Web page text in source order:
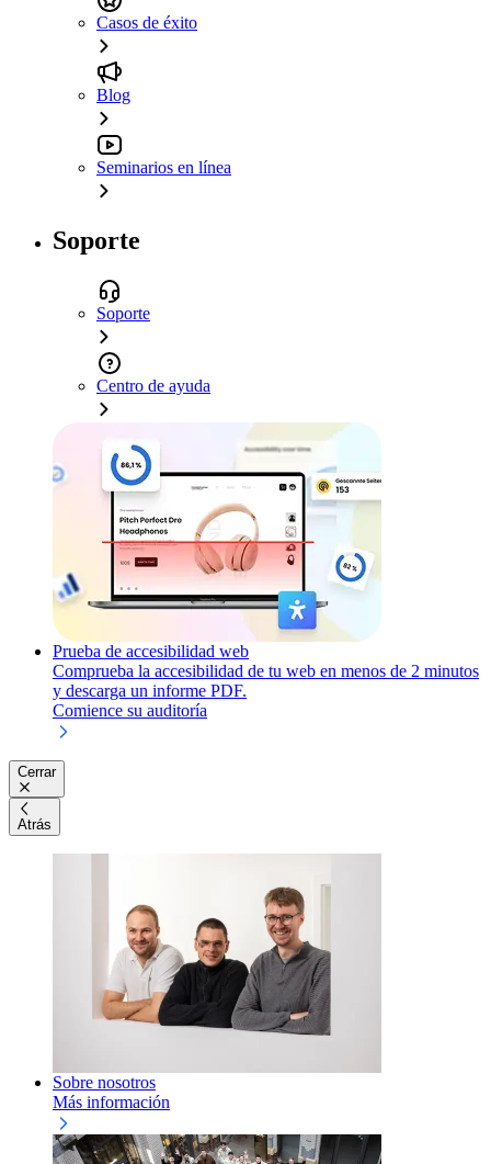
Casos de éxito
Blog
Seminarios en línea
Soporte
Soporte
Centro de ayuda
Prueba de accesibilidad web
Comprueba la accesibilidad de tu web en menos de 2 minutos
y descarga un informe PDF.
Comience su auditoría
Cerrar
Atrás
Sobre nosotros
Más información